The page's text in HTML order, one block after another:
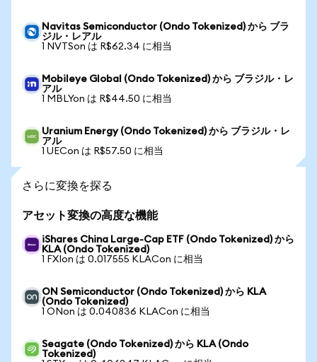
Navitas Semiconductor (Ondo Tokenized) から ブラ
ジル・レアル
1 NVTSon は R$62.34 に相当
Mobileye Global (Ondo Tokenized) から ブラジル・レ
アル
1 MBLYon は R$44.50 に相当
Uranium Energy (Ondo Tokenized) から ブラジル・レ
アル
1 UECon は R$57.50 に相当
さらに変換を探る
アセット変換の高度な機能
iShares China Large-Cap ETF (Ondo Tokenized) から
KLA (Ondo Tokenized)
1 FXIon は 0.017555 KLACon に相当
ON Semiconductor (Ondo Tokenized) から KLA
(Ondo Tokenized)
1 ONon は 0.040836 KLACon に相当
Seagate (Ondo Tokenized) から KLA (Ondo
Tokenized)